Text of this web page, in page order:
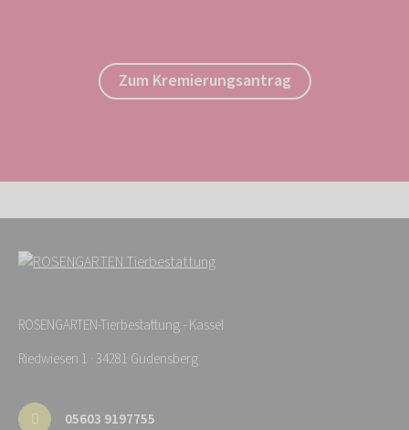
Zum Kremierungsantrag
ROSENGARTEN-Tierbestattung - Kassel
Riedwiesen 1 · 34281 Gudensberg
05603 9197755